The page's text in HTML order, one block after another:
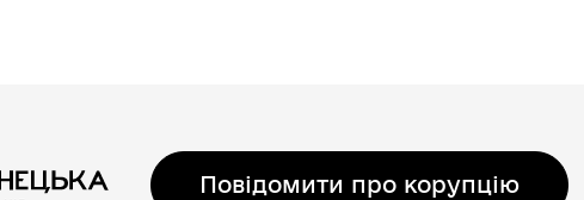
Повідомити про корупцію